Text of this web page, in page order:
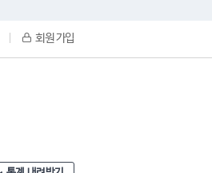
회원 가입